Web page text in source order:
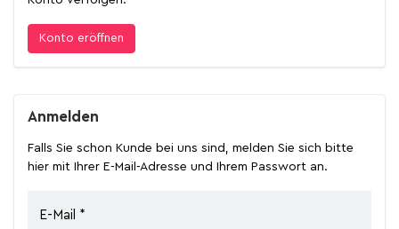
Konto eröffnen
Anmelden
Falls Sie schon Kunde bei uns sind, melden Sie sich bitte
hier mit Ihrer E-Mail-Adresse und Ihrem Passwort an.
E-Mail